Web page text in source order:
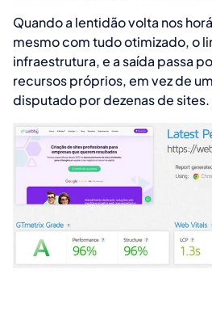
Quando a lentidão volta nos
mesmo com tudo otimizado, o
infraestrutura, e a saída passa
recursos próprios, em vez de
disputado por dezenas de sites.